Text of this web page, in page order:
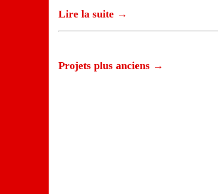
Lire la suite →
Projets plus anciens →